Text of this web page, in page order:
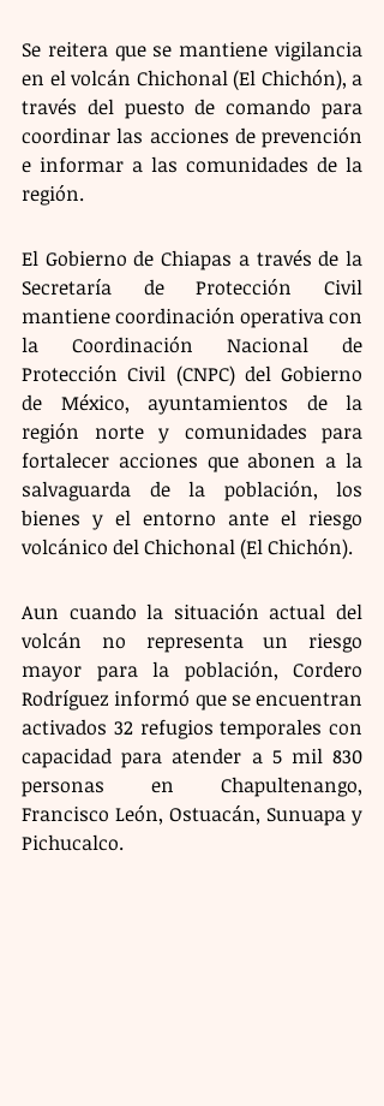
Se reitera que se mantiene vigilancia
en el volcán Chichonal (El Chichón), a
través del puesto de comando para
coordinar las acciones de prevención
e informar a las comunidades de la
región.
El Gobierno de Chiapas a través de la
Secretaría de Protección Civil
mantiene coordinación operativa con
la Coordinación Nacional de
Protección Civil (CNPC) del Gobierno
de México, ayuntamientos de la
región norte y comunidades para
fortalecer acciones que abonen a la
salvaguarda de la población, los
bienes y el entorno ante el riesgo
volcánico del Chichonal (El Chichón).
Aun cuando la situación actual del
volcán no representa un riesgo
mayor para la población, Cordero
Rodríguez informó que se encuentran
activados 32 refugios temporales con
capacidad para atender a 5 mil 830
personas en Chapultenango,
Francisco León, Ostuacán, Sunuapa y
Pichucalco.